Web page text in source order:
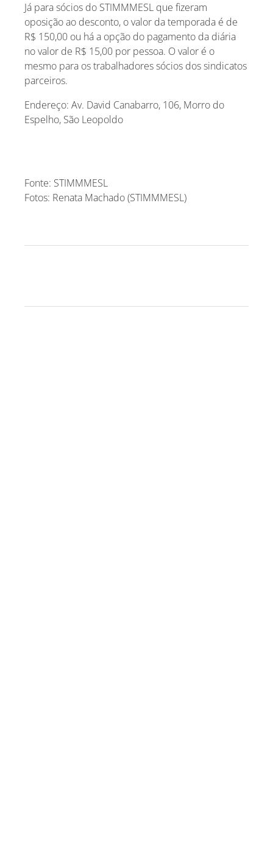
Já para sócios do STIMMMESL que fizeram
oposição ao desconto, o valor da temporada é de
R$ 150,00 ou há a opção do pagamento da diária
no valor de R$ 15,00 por pessoa. O valor é o
mesmo para os trabalhadores sócios dos sindicatos
parceiros.
Endereço: Av. David Canabarro, 106, Morro do
Espelho, São Leopoldo
Fonte: STIMMMESL
Fotos: Renata Machado (STIMMMESL)